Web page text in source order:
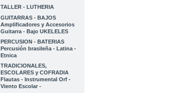
TALLER - LUTHERIA
GUITARRAS - BAJOS
Amplificadores y Accesorios
Guitarra - Bajo UKELELES
PERCUSION - BATERIAS
Percusión brasileña - Latina -
Etnica
TRADICIONALES,
ESCOLARES y COFRADIA
Flautas - Instrumental Orf -
Viento Escolar -